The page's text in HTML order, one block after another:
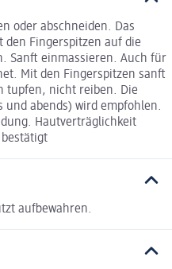
oder abschneiden. Das
den Fingerspitzen auf die
Sanft einmassieren. Auch für
Mit den Fingerspitzen sanft
tupfen, nicht reiben. Die
und abends) wird empfohlen.
Hautverträglichkeit
aufbewahren.